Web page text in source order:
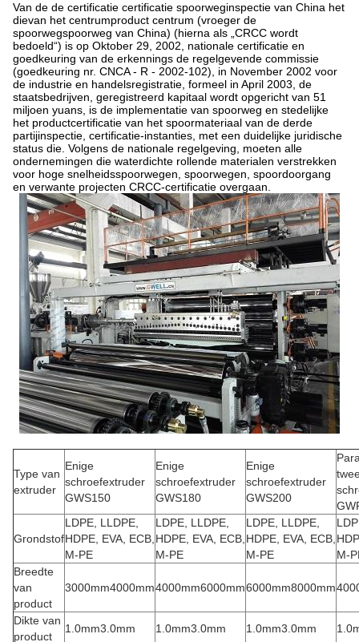
Van de de certificatie certificatie spoorweginspectie van China het
dievan het centrumproduct centrum (vroeger de
spoorwegspoorweg van China) (hierna als „CRCC wordt
bedoeld“) is op Oktober 29, 2002, nationale certificatie en
goedkeuring van de erkennings de regelgevende commissie
(goedkeuring nr. CNCA - R - 2002-102), in November 2002 voor
de industrie en handelsregistratie, formeel in April 2003, de
staatsbedrijven, geregistreerd kapitaal wordt opgericht van 51
miljoen yuans, is de implementatie van spoorweg en stedelijke
het productcertificatie van het spoormateriaal van de derde
partijinspectie, certificatie-instanties, met een duidelijke juridische
status die. Volgens de nationale regelgeving, moeten alle
ondernemingen die waterdichte rollende materialen verstrekken
voor hoge snelheidsspoorwegen, spoorwegen, spoordoorgang
en verwante projecten CRCC-certificatie overgaan.
Type van
extruder
Enige
schroefextruder
GWS150
Enige
schroefextruder
GWS180
Enige
schroefextruder
GWS200
Grondstof
LDPE, LLDPE,
HDPE, EVA, ECB,
M-PE
LDPE, LLDPE,
HDPE, EVA, ECB,
M-PE
LDPE, LLDPE,
HDPE, EVA, ECB,
M-PE
M-
Breedte
van
product
3000mm4000mm4000mm6000mm6000mm8000mm
Dikte van
product
1.0mm3.0mm 1.0mm3.0mm 1.0mm3.0mm